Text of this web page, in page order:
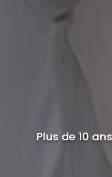
Plus de 10